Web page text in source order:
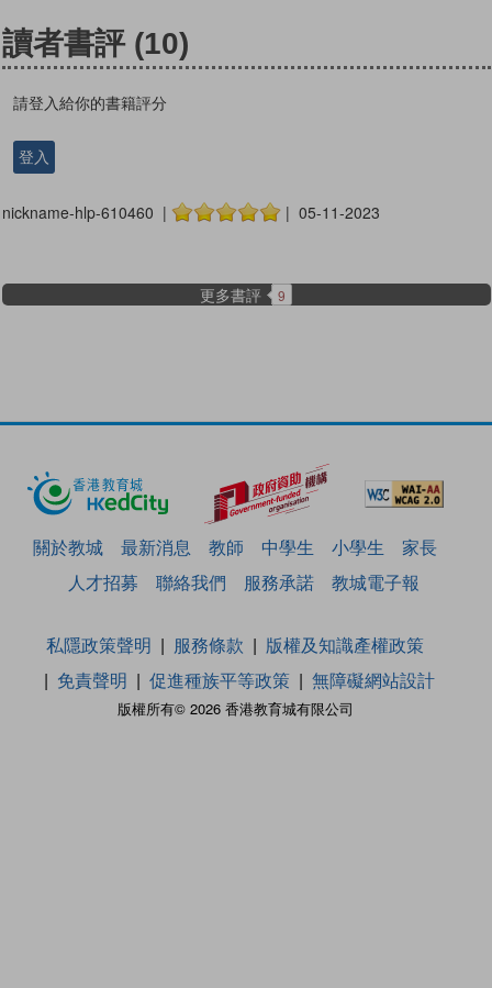
讀者書評 (10)
請登入給你的書籍評分
登入
nickname-hlp-610460 | | 05-11-2023
更多書評 9
關於教城 最新消息 教師 中學生 小學生
家長
人才招募
聯絡我們 服務承諾 教城電子報
版權所有© 2026 香港教育城有限公司
私隱政策聲明 服務條款
版權及知識產權政策
免責聲明
促進種族平等政策 無障礙網站設計